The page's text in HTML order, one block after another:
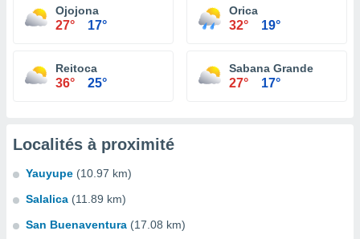
Ojojona
27° 17°
Orica
32° 19°
Reitoca
36° 25°
Sabana Grande
27° 17°
Localités à proximité
Yauyupe (10.97 km)
Salalica (11.89 km)
San Buenaventura (17.08 km)